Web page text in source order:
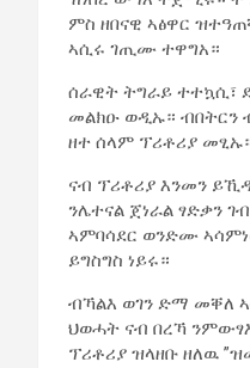
ምስ ዘበናዊ ኣፅዋር
ኣሲሩ ገጢሙ ተዋግአ።
ሰራዊት ትግራይ ተተኳሲ፣
መልክዑ ወዲኡ። ብበትርን
ዘተ ሰላም ፕሪቶሪያ
ናብ ፕሪቶሪያ እንመን
ንሌተናል ጀነራል ፃድቃን
ኣምባሳደር ወንድሙ
ይግስግስ ነይሩ።
ብኻልእ ወገን ድማ መቐለ
ህወሓት ናብ በረኻ
ፕሪቶሪያ ዝላዘቡ ዘለዉ